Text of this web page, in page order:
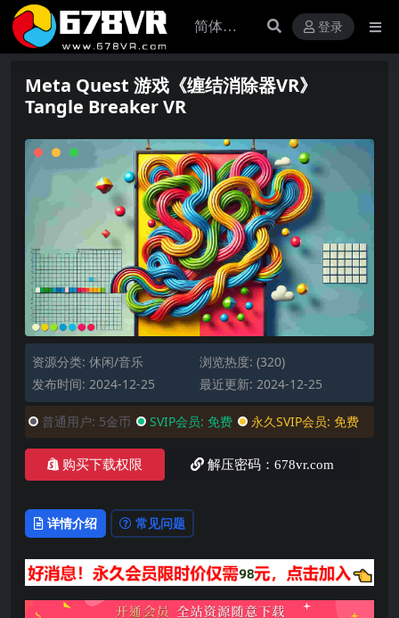
登录
Meta Quest 游戏《缠结消除器VR》
Tangle Breaker VR
资源分类: 休闲/音乐
浏览热度: (320)
发布时间: 2024-12-25
最近更新: 2024-12-25
普通用户: 5金币 SVIP会员: 免费 永久SVIP会员: 免费
购买下载权限 解压密码：678vr.com
详情介绍 常见问题